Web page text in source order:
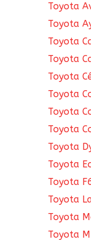
Toyota
Toyota
Toyota
Toyota
Toyota
Toyota
Toyota
Toyota
Toyota
Toyota
Toyota
Toyota
Toyota
Toyota